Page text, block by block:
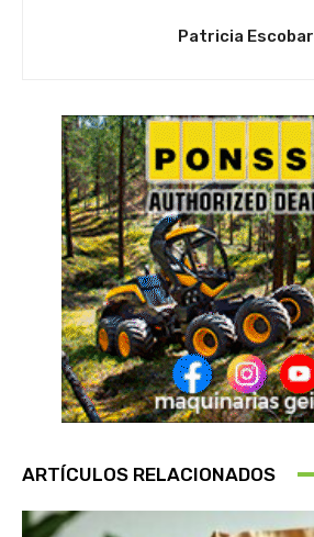
Patricia Escobar
ARTÍCULOS RELACIONADOS